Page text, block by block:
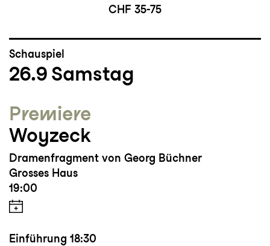
CHF 35-75
Schauspiel
26.9 Samstag
Premiere
Woyzeck
Dramenfragment von Georg Büchner
Grosses Haus
19:00
Einführung 18:30